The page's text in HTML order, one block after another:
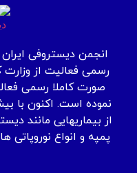
رسمی فعالیت از وزارت
صورت کاملا رسمی
از بیماریهایی مانند
پمپه و انواع